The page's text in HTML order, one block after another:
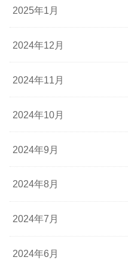
2025年1月
2024年12月
2024年11月
2024年10月
2024年9月
2024年8月
2024年7月
2024年6月